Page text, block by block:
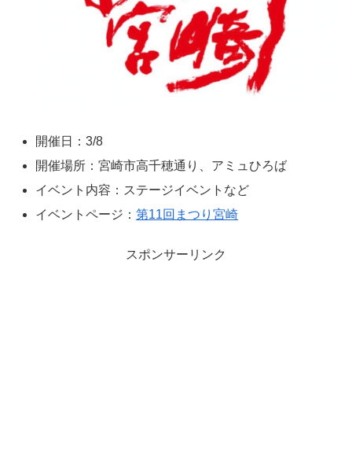
開催日：3/8
開催場所：宮崎市高千穂通り、アミュひろば
イベント内容：ステージイベントなど
イベントページ：第11回まつり宮崎
スポンサーリンク